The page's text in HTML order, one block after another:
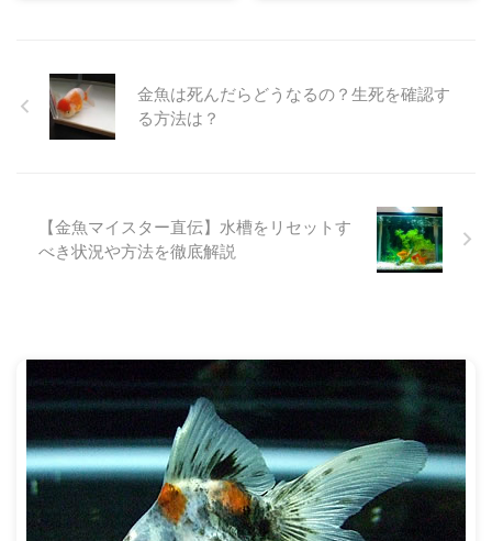
てしまったり、白い膜が張ってい
るような状態になることがありま
す。 金魚全般に起こりますが、
特に目の弱い出目金では起きやす
目が白濁する原因 水質の悪化に
よる影響 水温の急変による影響
の認定を受けています。 さて、
金魚ですが、なぜか頭を下にして
水槽の隅で逆立ちをしていたり、
逆に上を向いて直立不動のような
姿勢になっていたりすることがあ
金魚は死んだらどうなるの？生死を確認す
る方法は？
【金魚マイスター直伝】水槽をリセットす
べき状況や方法を徹底解説